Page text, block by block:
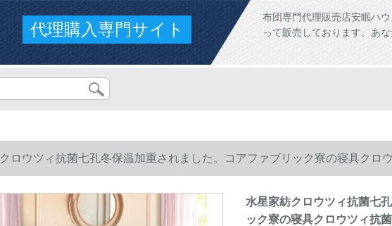
代理購入専門サイト
布団専門代理販売店安眠ハ
って販売しております。あ
ロウツィ抗菌七孔冬保温加重されました。コアファブリック寮の寝具クロ
ト)
水星家紡クロウツィ抗菌七
ック寮の寝具クロウツィ抗